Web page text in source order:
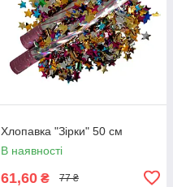
Хлопавка "Зірки" 50 см
В наявності
61,60 ₴ 77 ₴